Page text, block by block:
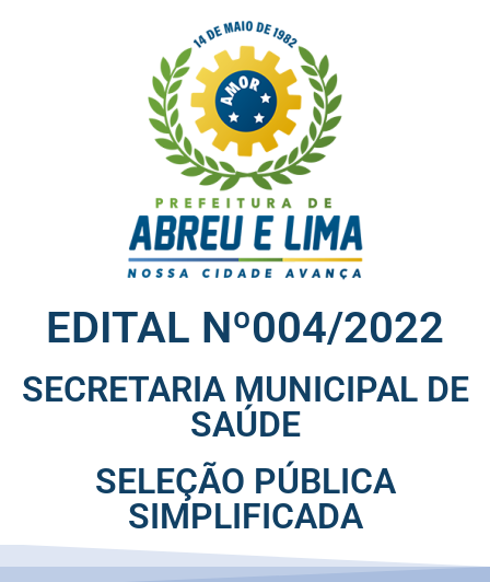
EDITAL Nº004/2022
SECRETARIA MUNICIPAL DE
SAÚDE
SELEÇÃO PÚBLICA
SIMPLIFICADA